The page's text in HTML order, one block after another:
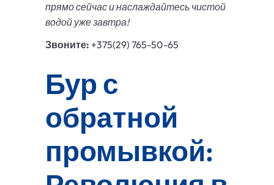
прямо сейчас и наслаждайтесь чистой
водой уже завтра!
Звоните: +375(29) 765-50-65
Бур с
обратной
промывкой: